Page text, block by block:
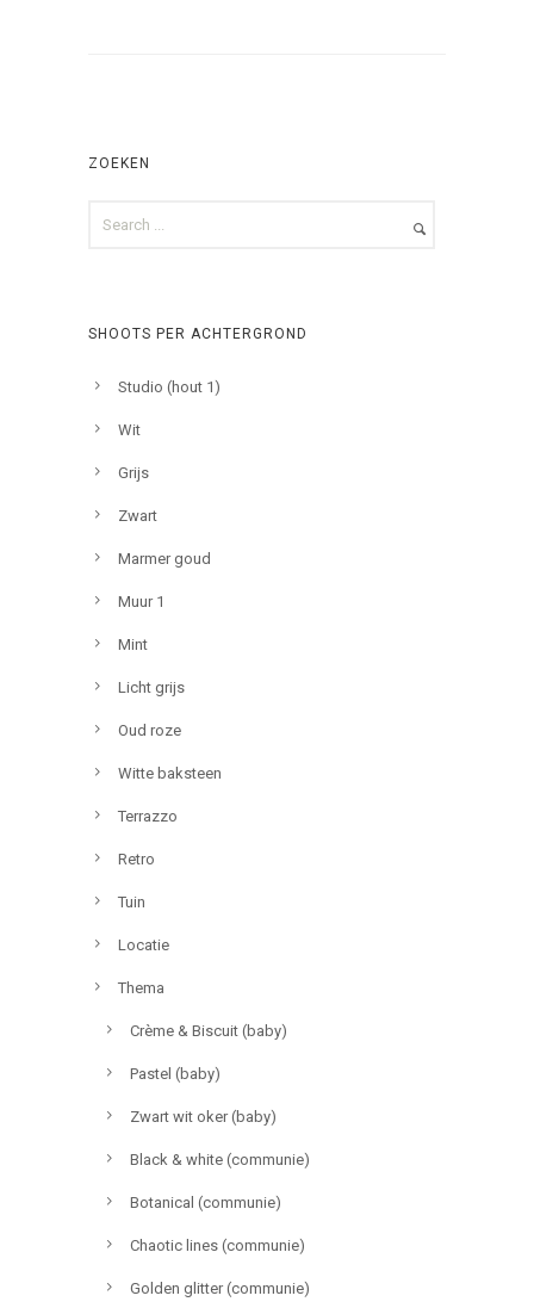
ZOEKEN
SHOOTS PER ACHTERGROND
Studio (hout 1)
Wit
Grijs
Zwart
Marmer goud
Muur 1
Mint
Licht grijs
Oud roze
Witte baksteen
Terrazzo
Retro
Tuin
Locatie
Thema
Crème & Biscuit (baby)
Pastel (baby)
Zwart wit oker (baby)
Black & white (communie)
Botanical (communie)
Chaotic lines (communie)
Golden glitter (communie)